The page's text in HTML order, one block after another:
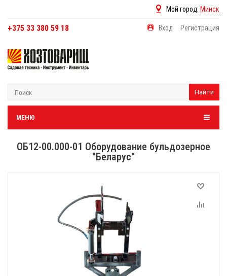
Мой город: Минск
+375 33 380 59 18 Вход Регистрация
Найти
МЕНЮ
ОБ12-00.000-01 Оборудование бульдозерное
"Беларус"